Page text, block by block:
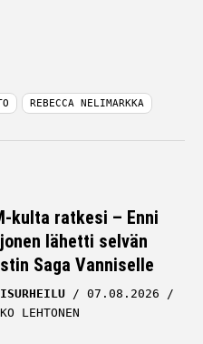
REBECCA NELIMARKKA
kulta ratkesi – Enni
lähetti selvän
Saga Vanniselle
07.08.2026
LEHTONEN